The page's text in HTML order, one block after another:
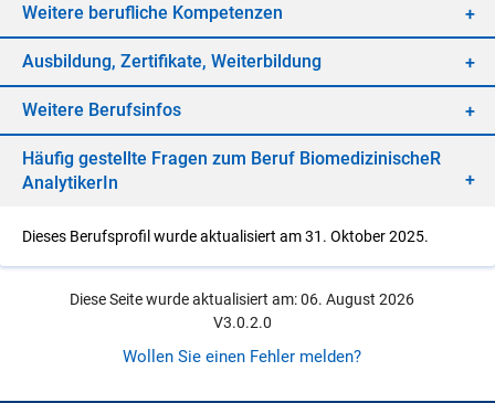
Wei­te­re be­ruf­li­che Kom­pe­ten­zen
Aus­bil­dung, Zer­ti­fi­ka­te, Wei­ter­bil­dung
Wei­te­re Be­rufs­in­fos
Häu­fig ge­stell­te Fra­gen zum Be­ruf Bio­me­di­zi­ni­scheR
Ana­ly­ti­ke­rIn
Dieses Berufsprofil wurde aktualisiert am 31. Oktober 2025.
Diese Seite wurde aktualisiert am: 06. August 2026
V3.0.2.0
Wollen Sie einen Fehler melden?